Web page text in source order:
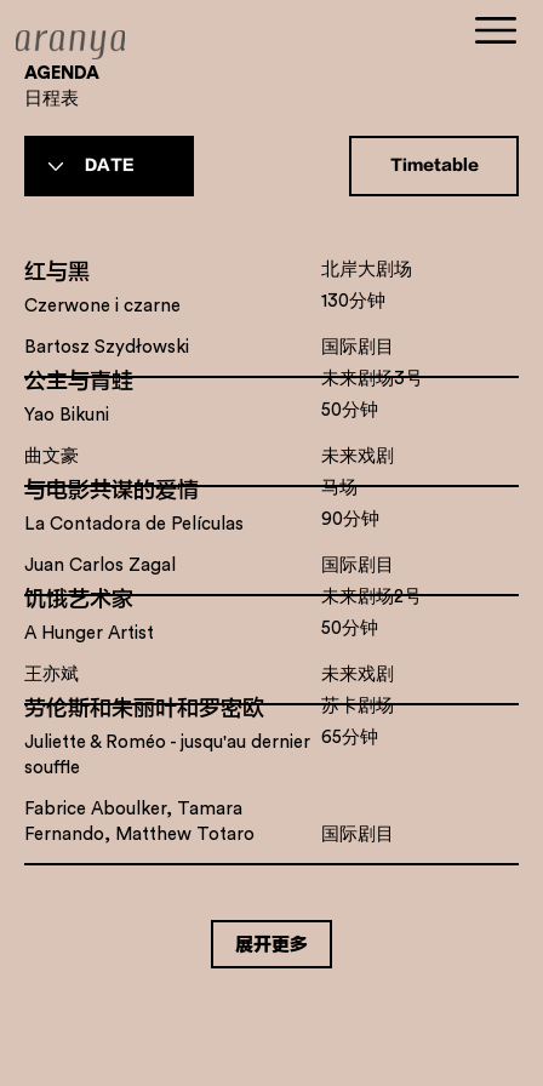
AGENDA
​日程表
Timetable
Bartosz Szydłowski
Czerwone i czarne
红与黑 北岸大剧场
国际剧目
130分钟
曲文豪
Yao Bikuni
公主与青蛙 未来剧场3号
未来戏剧
50分钟
Juan Carlos Zagal
La Contadora de Películas
与电影共谋的爱情 马场
国际剧目
90分钟
王亦斌
A Hunger Artist
饥饿艺术家 未来剧场2号
未来戏剧
50分钟
Fabrice Aboulker, Tamara
Fernando, Matthew Totaro
Juliette & Roméo - jusqu'au dernier
souffle
劳伦斯和朱丽叶和罗密欧 苏卡剧场
国际剧目
65分钟
展开更多